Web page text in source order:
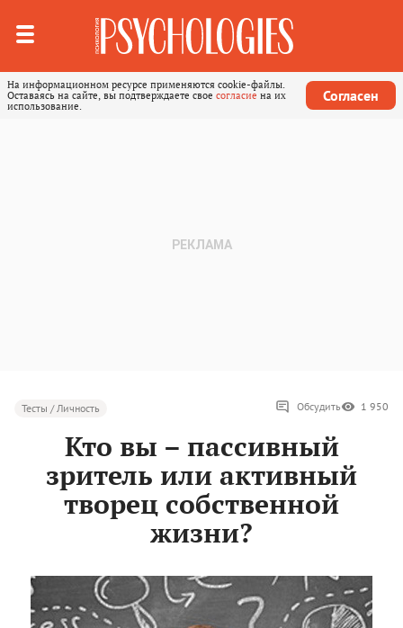
На информационном ресурсе применяются cookie-файлы.
Оставаясь на сайте, вы подтверждаете свое согласие на их
использование.
Согласен
Тесты / Личность Обсудить 1 950
Кто вы – пассивный
зритель или активный
творец собственной
жизни?